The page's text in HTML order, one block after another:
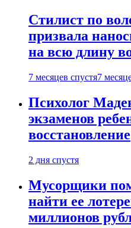
Стилист по
призвала
на всю длину
7 месяцев спустя7
Психолог
экзаменов
восстановление
2 дня спустя
Мусорщики
найти ее
миллионов